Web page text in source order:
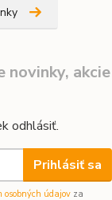
novinky, akcie
odhlásiť.
Prihlásiť sa
osobných údajov za